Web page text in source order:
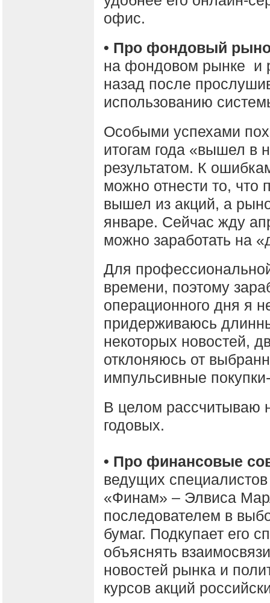
офис.
• Про фондовый
на фондовом рынке и
назад после
использованию
Особыми успехами
итогам года «вышел в
результатом. К
можно отнести то,
вышел из акций, а
январе. Сейчас жду
можно заработать на
Для
времени, поэтому
операционного дня я
придерживаюсь
некоторых новостей,
отклоняюсь от
импульсивные
В целом рассчитываю
годовых.
• Про финансовые
ведущих
«Финам» – Элвиса
последователем в
бумаг. Подкупает его
объяснять
новостей рынка и
курсов акций